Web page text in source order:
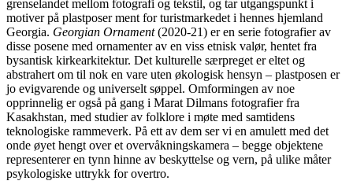
grenselandet mellom fotografi og tekstil, og tar utgangspunkt i
motiver på plastposer ment for turistmarkedet i hennes hjemland
Georgia. Georgian Ornament(2020-21) er en serie fotografier av
disse posene med ornamenter av en viss etnisk valør, hentet fra
bysantisk kirkearkitektur. Det kulturelle særpreget er eltet og
abstrahert om til nok en vare uten økologisk hensyn – plastposen er
jo evigvarende og universelt søppel. Omformingen av noe
opprinnelig er også på gang i Marat Dilmans fotografier fra
Kasakhstan, med studier av folklore i møte med samtidens
teknologiske rammeverk. På ett av dem ser vi en amulett med det
onde øyet hengt over et overvåkningskamera – begge objektene
representerer en tynn hinne av beskyttelse og vern, på ulike måter
psykologiske uttrykk for overtro.